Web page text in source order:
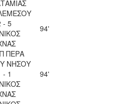
- 5
94'
ΠΕΡΑ
ΝΗΣΟΥ
- 1
94'